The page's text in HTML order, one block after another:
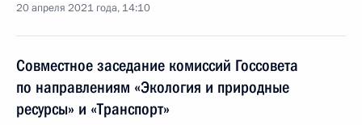
20 апреля 2021 года, 14:10
Совместное заседание комиссий Госсовета
по направлениям «Экология и природные
ресурсы» и «Транспорт»